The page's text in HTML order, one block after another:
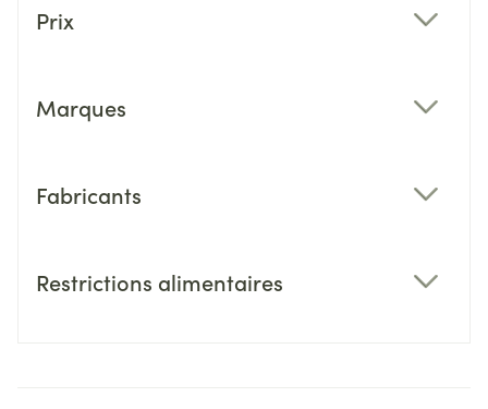
Prix
Marques
Fabricants
Restrictions alimentaires